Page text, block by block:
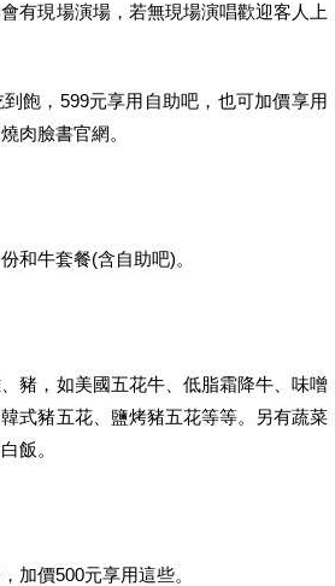
有現場演場，若無現場演唱歡迎客人上
飽，599元享用自助吧，也可加價享用
肉臉書官網。
和牛套餐(含自助吧)。
豬，如美國五花牛、低脂霜降牛、味噌
式豬五花、鹽烤豬五花等等。另有蔬菜
飯。
加價500元享用這些。